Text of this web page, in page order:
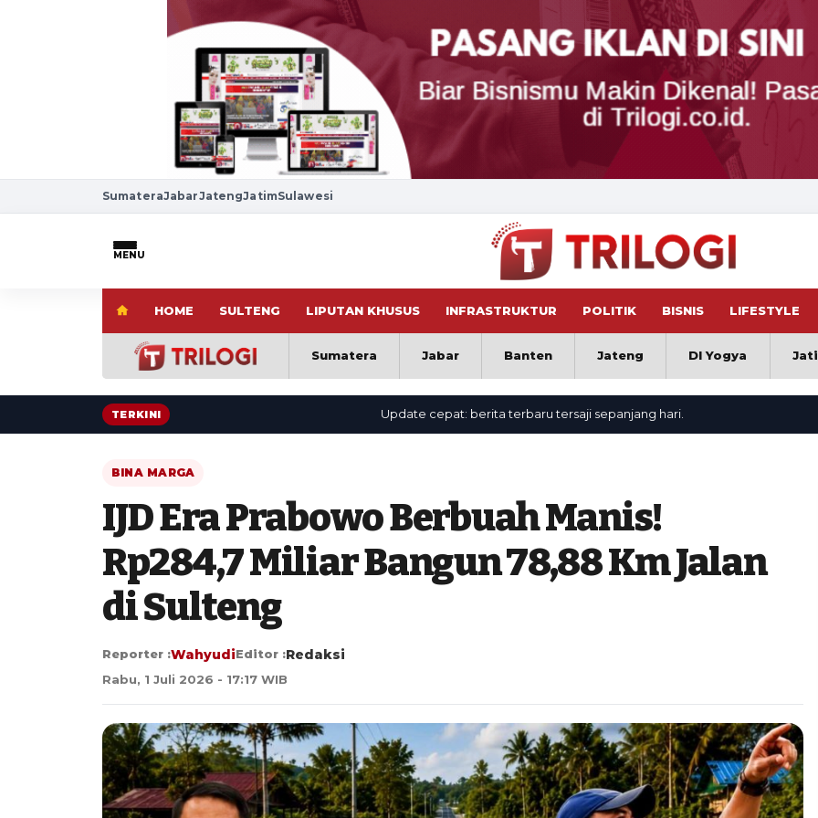
SumateraJabarJatengJatimSulawesi
MENU
HOME SULTENG LIPUTAN KHUSUS INFRASTRUKTUR POLITIK BISNIS LIFESTYLE
Sumatera Jabar Banten Jateng DI Yogya
TERKINI Update cepat: berita terbaru tersaji sepanjang hari.
BINA MARGA
IJD Era Prabowo Berbuah Manis!
Rp284,7 Miliar Bangun 78,88 Km Jalan
di Sulteng
Reporter :WahyudiEditor :Redaksi
Rabu, 1 Juli 2026 - 17:17 WIB